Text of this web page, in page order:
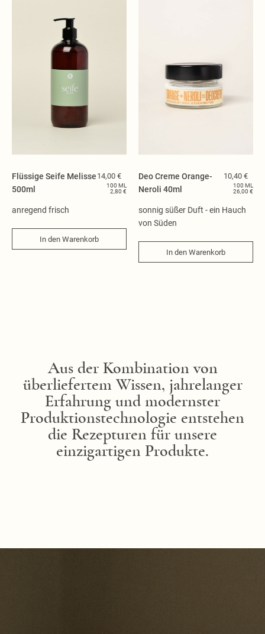
Flüssige Seife Melisse
500ml
14,00 €
100 ML
2,80 €
anregend frisch
In den Warenkorb
Deo Creme Orange-
Neroli 40ml
10,40 €
100 ML
26,00 €
sonnig süßer Duft - ein Hauch
von Süden
In den Warenkorb
Aus der Kombination von
überliefertem Wissen, jahrelanger
Erfahrung und modernster
Produktionstechnologie entstehen
die Rezepturen für unsere
einzigartigen Produkte.